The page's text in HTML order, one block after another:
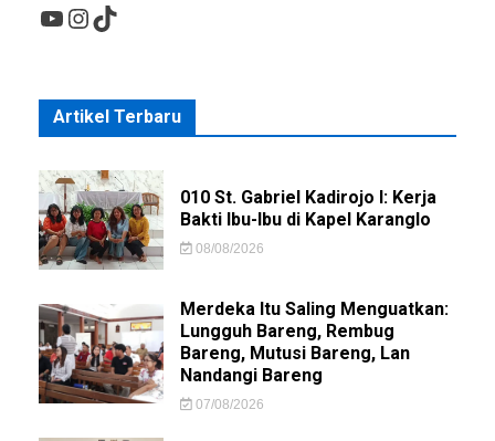
YouTube
Instagram
TikTok
Artikel Terbaru
010 St. Gabriel Kadirojo I: Kerja
Bakti Ibu-Ibu di Kapel Karanglo
08/08/2026
Merdeka Itu Saling Menguatkan:
Lungguh Bareng, Rembug
Bareng, Mutusi Bareng, Lan
Nandangi Bareng
07/08/2026